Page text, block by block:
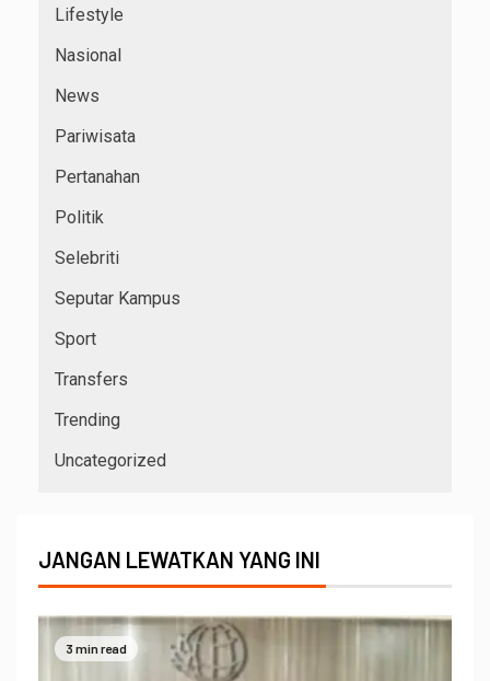
Lifestyle
Nasional
News
Pariwisata
Pertanahan
Politik
Selebriti
Seputar Kampus
Sport
Transfers
Trending
Uncategorized
JANGAN LEWATKAN YANG INI
3 min read